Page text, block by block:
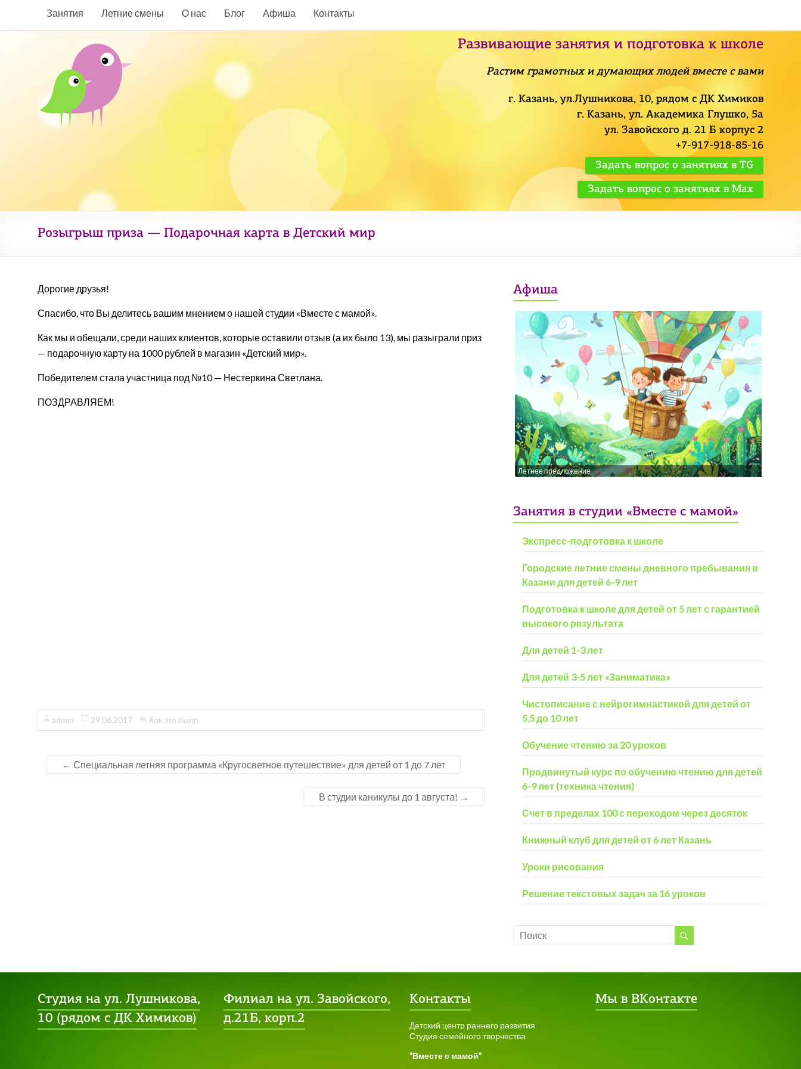
Занятия Летние смены О нас Блог Афиша Контакты
Развивающие занятия и подготовка к школе
Растим грамотных и думающих людей вместе с вами
г. Казань, ул.Лушникова, 10, рядом с ДК Химиков
г. Казань, ул. Академика Глушко, 5а
ул. Завойского д. 21 Б корпус 2
+7-917-918-85-16
Задать вопрос о занятиях в TG
Задать вопрос о занятиях в Max
Розыгрыш приза — Подарочная карта в Детский мир
Дорогие друзья!
Спасибо, что Вы делитесь вашим мнением о нашей студии «Вместе с мамой».
Как мы и обещали, среди наших клиентов, которые оставили отзыв (а их было 13), мы разыграли приз
— подарочную карту на 1000 рублей в магазин «Детский мир».
Победителем стала участница под №10 — Нестеркина Светлана.
ПОЗДРАВЛЯЕМ!
admin 29.06.2017 Как это было
← Специальная летняя программа «Кругосветное путешествие» для детей от 1 до 7 лет
В студии каникулы до 1 августа! →
Афиша
Летнее предложение
Занятия в студии «Вместе с мамой»
Экспресс-подготовка к школе
Городские летние смены дневного пребывания в
Казани для детей 6-9 лет
Подготовка к школе для детей от 5 лет с гарантией
высокого результата
Для детей 1-3 лет
Для детей 3-5 лет «Заниматика»
Чистописание с нейрогимнастикой для детей от
5,5 до 10 лет
Обучение чтению за 20 уроков
Продвинутый курс по обучению чтению для детей
6-9 лет (техника чтения)
Счет в пределах 100 с переходом через десяток
Книжный клуб для детей от 6 лет Казань
Уроки рисования
Решение текстовых задач за 16 уроков
Студия на ул. Лушникова,
10 (рядом с ДК Химиков)
Филиал на ул. Завойского,
д.21Б, корп.2
Контакты
Детский центр раннего развития
Студия семейного творчества
"Вместе с мамой"
Мы в ВКонтакте